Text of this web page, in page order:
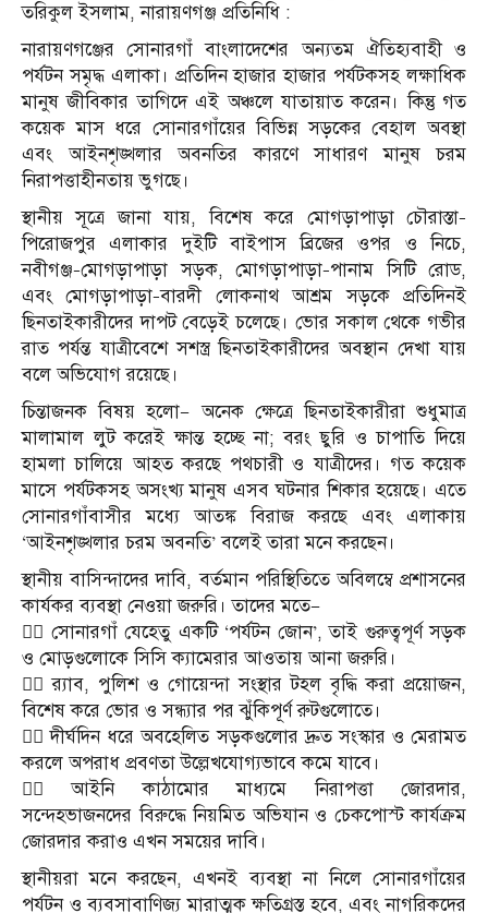
তরিকুল ইসলাম, নারায়ণগঞ্জ প্রতিনিধি :
নারায়ণগঞ্জের সোনারগাঁ বাংলাদেশের অন্যতম ঐতিহ্যবাহী ও
পর্যটন সমৃদ্ধ এলাকা। প্রতিদিন হাজার হাজার পর্যটকসহ লক্ষাধিক
মানুষ জীবিকার তাগিদে এই অঞ্চলে যাতায়াত করেন। কিন্তু গত
কয়েক মাস ধরে সোনারগাঁয়ের বিভিন্ন সড়কের বেহাল অবস্থা
এবং আইনশৃঙ্খলার অবনতির কারণে সাধারণ মানুষ চরম
নিরাপত্তাহীনতায় ভুগছে।
স্থানীয় সূত্রে জানা যায়, বিশেষ করে মোগড়াপাড়া চৌরাস্তা–
পিরোজপুর এলাকার দুইটি বাইপাস ব্রিজের ওপর ও নিচে,
নবীগঞ্জ–মোগড়াপাড়া সড়ক, মোগড়াপাড়া–পানাম সিটি রোড,
এবং মোগড়াপাড়া–বারদী লোকনাথ আশ্রম সড়কে প্রতিদিনই
ছিনতাইকারীদের দাপট বেড়েই চলেছে। ভোর সকাল থেকে গভীর
রাত পর্যন্ত যাত্রীবেশে সশস্ত্র ছিনতাইকারীদের অবস্থান দেখা যায়
বলে অভিযোগ রয়েছে।
চিন্তাজনক বিষয় হলো— অনেক ক্ষেত্রে ছিনতাইকারীরা শুধুমাত্র
মালামাল লুট করেই ক্ষান্ত হচ্ছে না; বরং ছুরি ও চাপাতি দিয়ে
হামলা চালিয়ে আহত করছে পথচারী ও যাত্রীদের। গত কয়েক
মাসে পর্যটকসহ অসংখ্য মানুষ এসব ঘটনার শিকার হয়েছে। এতে
সোনারগাঁবাসীর মধ্যে আতঙ্ক বিরাজ করছে এবং এলাকায়
‘আইনশৃঙ্খলার চরম অবনতি’ বলেই তারা মনে করছেন।
স্থানীয় বাসিন্দাদের দাবি, বর্তমান পরিস্থিতিতে অবিলম্বে প্রশাসনের
কার্যকর ব্যবস্থা নেওয়া জরুরি। তাদের মতে—
১️⃣ সোনারগাঁ যেহেতু একটি ‘পর্যটন জোন’, তাই গুরুত্বপূর্ণ সড়ক
ও মোড়গুলোকে সিসি ক্যামেরার আওতায় আনা জরুরি।
২️⃣ র‍্যাব, পুলিশ ও গোয়েন্দা সংস্থার টহল বৃদ্ধি করা প্রয়োজন,
বিশেষ করে ভোর ও সন্ধ্যার পর ঝুঁকিপূর্ণ রুটগুলোতে।
৩️⃣ দীর্ঘদিন ধরে অবহেলিত সড়কগুলোর দ্রুত সংস্কার ও মেরামত
করলে অপরাধ প্রবণতা উল্লেখযোগ্যভাবে কমে যাবে।
৪️⃣ আইনি কাঠামোর মাধ্যমে নিরাপত্তা জোরদার,
সন্দেহভাজনদের বিরুদ্ধে নিয়মিত অভিযান ও চেকপোস্ট কার্যক্রম
জোরদার করাও এখন সময়ের দাবি।
স্থানীয়রা মনে করছেন, এখনই ব্যবস্থা না নিলে সোনারগাঁয়ের
পর্যটন ও ব্যবসাবাণিজ্য মারাত্মক ক্ষতিগ্রস্ত হবে, এবং নাগরিকদের